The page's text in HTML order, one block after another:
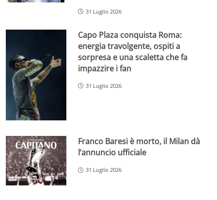
31 Luglio 2026
Capo Plaza conquista Roma:
energia travolgente, ospiti a
sorpresa e una scaletta che fa
impazzire i fan
31 Luglio 2026
Franco Baresi è morto, il Milan dà
l’annuncio ufficiale
31 Luglio 2026